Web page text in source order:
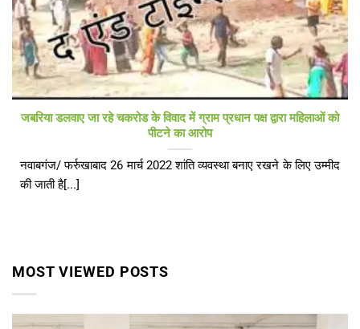
जबरिया डलवाए जा रहे चकरोड के विवाद में ग्राम प्रधान पक्ष द्वारा महिलाओं को
पीटने का आरोप
नवाबगंज/ फर्रुखाबाद 26 मार्च 2022 शांति व्यवस्था बनाए रखने के लिए उम्मीद
की जाती है[...]
MOST VIEWED POSTS